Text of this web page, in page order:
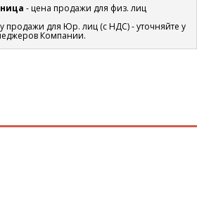
- цена продажи для физ. лиц
продажи для Юр. лиц (с НДС) - уточняйте у
Компании.